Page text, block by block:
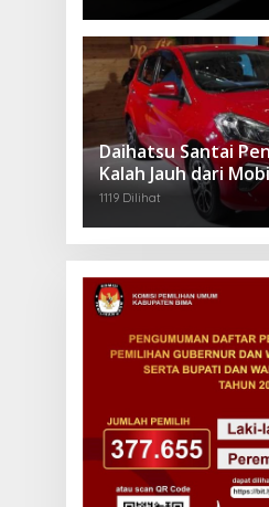
Daihatsu Santai
Kalah Jauh dari
1119 Dilihat